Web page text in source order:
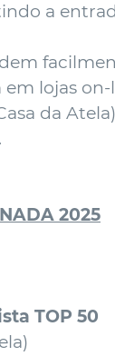
a
lojas
da
2025
TOP 50
)